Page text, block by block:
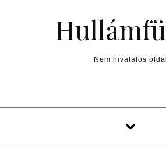
Nem hivatalos oldal